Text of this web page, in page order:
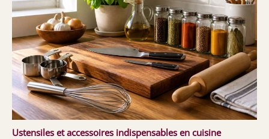
Ustensiles et accessoires indispensables en cuisine